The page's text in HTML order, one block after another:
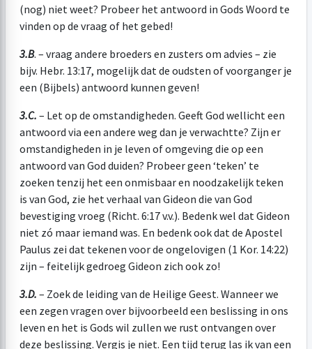
(nog) niet weet? Probeer het antwoord in Gods Woord te
vinden op de vraag of het gebed!
3.B. – vraag andere broeders en zusters om advies – zie
bijv. Hebr. 13:17, mogelijk dat de oudsten of voorganger je
een (Bijbels) antwoord kunnen geven!
3.C. – Let op de omstandigheden. Geeft God wellicht een
antwoord via een andere weg dan je verwachtte? Zijn er
omstandigheden in je leven of omgeving die op een
antwoord van God duiden? Probeer geen ‘teken’ te
zoeken tenzij het een onmisbaar en noodzakelijk teken
is van God, zie het verhaal van Gideon die van God
bevestiging vroeg (Richt. 6:17 v.v.). Bedenk wel dat Gideon
niet zó maar iemand was. En bedenk ook dat de Apostel
Paulus zei dat tekenen voor de ongelovigen (1 Kor. 14:22)
zijn – feitelijk gedroeg Gideon zich ook zo!
3.D. – Zoek de leiding van de Heilige Geest. Wanneer we
een zegen vragen over bijvoorbeeld een beslissing in ons
leven en het is Gods wil zullen we rust ontvangen over
deze beslissing. Vergis je niet. Een tijd terug las ik van een